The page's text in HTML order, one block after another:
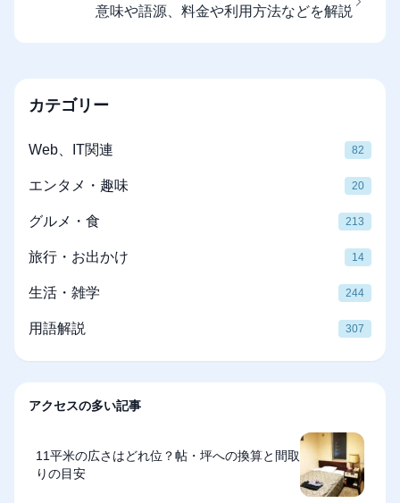
意味や語源、料金や利用方法などを解説
カテゴリー
Web、IT関連 82
エンタメ・趣味 20
グルメ・食 213
旅行・お出かけ 14
生活・雑学 244
用語解説 307
アクセスの多い記事
11平米の広さはどれ位？帖・坪への換算と間取
りの目安